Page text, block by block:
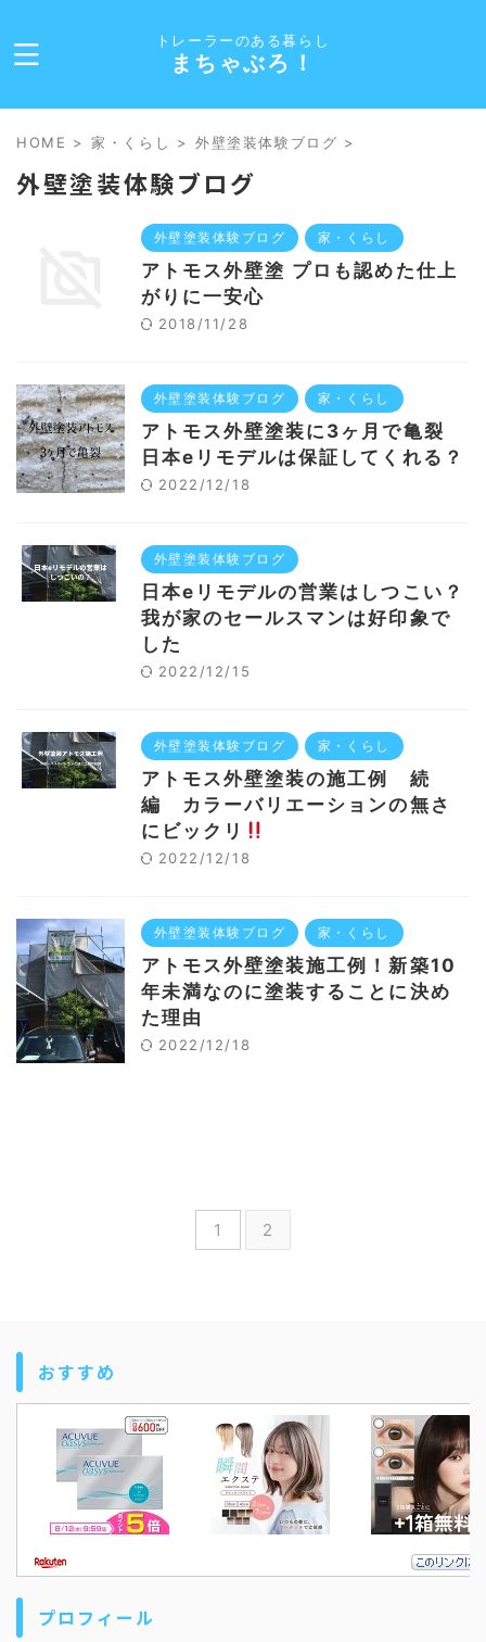
トレーラーのある暮らし
まちゃぶろ！
HOME > 家・くらし > 外壁塗装体験ブログ >
外壁塗装体験ブログ
外壁塗装体験ブログ 家・くらし
アトモス外壁塗 プロも認めた仕上
がりに一安心
2018/11/28
外壁塗装体験ブログ 家・くらし
アトモス外壁塗装に3ヶ月で亀裂
日本eリモデルは保証してくれる？
2022/12/18
外壁塗装体験ブログ
日本eリモデルの営業はしつこい？
我が家のセールスマンは好印象で
した
2022/12/15
外壁塗装体験ブログ 家・くらし
アトモス外壁塗装の施工例 続
編 カラーバリエーションの無さ
にビックリ
2022/12/18
外壁塗装体験ブログ 家・くらし
アトモス外壁塗装施工例！新築10
年未満なのに塗装することに決め
た理由
2022/12/18
1 2
おすすめ
プロフィール